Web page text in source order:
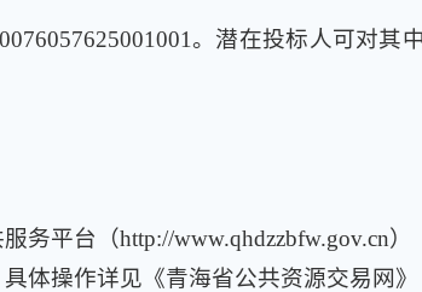
。潜在投标人可对其
务平台（http://www.qhdzzbfw.gov.cn）
体操作详见《青海省公共资源交易网》